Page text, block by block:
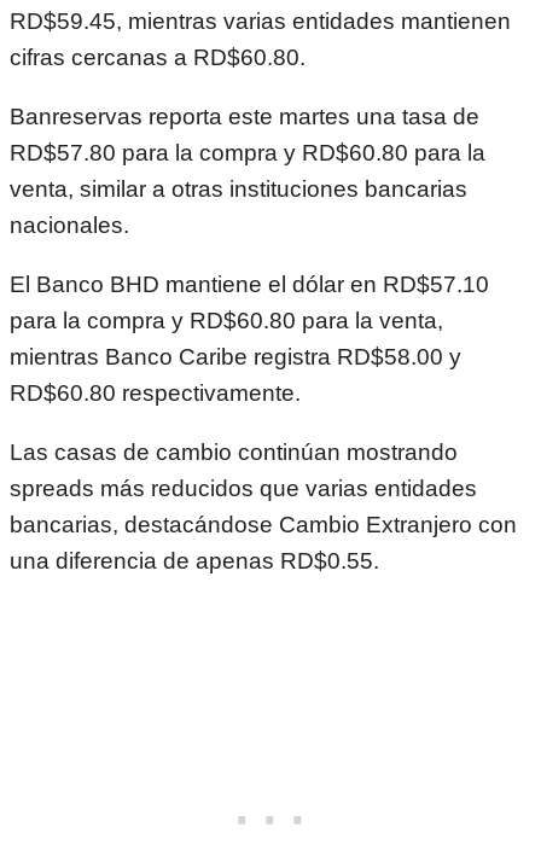
RD$59.45, mientras varias entidades mantienen
cifras cercanas a RD$60.80.
Banreservas reporta este martes una tasa de
RD$57.80 para la compra y RD$60.80 para la
venta, similar a otras instituciones bancarias
nacionales.
El Banco BHD mantiene el dólar en RD$57.10
para la compra y RD$60.80 para la venta,
mientras Banco Caribe registra RD$58.00 y
RD$60.80 respectivamente.
Las casas de cambio continúan mostrando
spreads más reducidos que varias entidades
bancarias, destacándose Cambio Extranjero con
una diferencia de apenas RD$0.55.